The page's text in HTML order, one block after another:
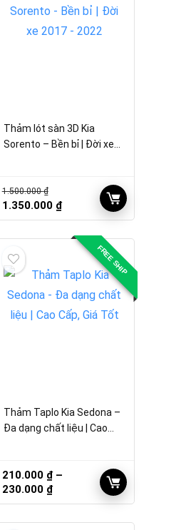
Thảm lót sàn 3D Kia
Sorento – Bền bỉ | Đời xe
1.500.000₫
Giá
gốc
1.350.000 ₫Giá
hiện
tại
1.350.000 ₫.
FREE SHIP
Thảm Taplo Kia Sedona –
Đa dạng chất liệu | Cao
210.000 ₫ –
230.000 ₫Khoảng
giá: